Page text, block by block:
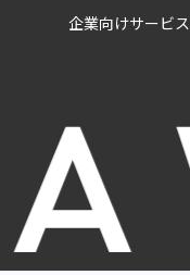
企業向けサービス